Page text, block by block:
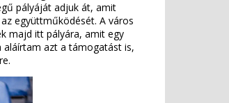
pályáját adjuk át, amit
együttműködését. A város
majd itt pályára, amit egy
aláírtam azt a támogatást is,